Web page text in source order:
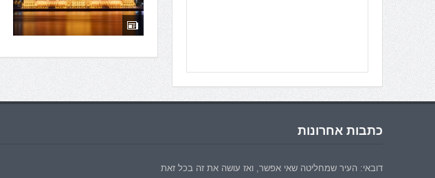
כתבות אחרונות
דובאי: העיר שמחליטה שאי אפשר, ואז עושה את זה בכל זאת